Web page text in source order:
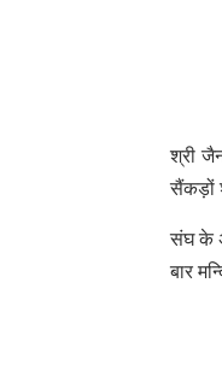
श्री
सैंकड़ों
संघ के
बार